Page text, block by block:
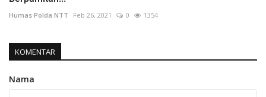
Humas Polda NTT Feb 26, 2021 0 1354
KOMENTAR
Nama